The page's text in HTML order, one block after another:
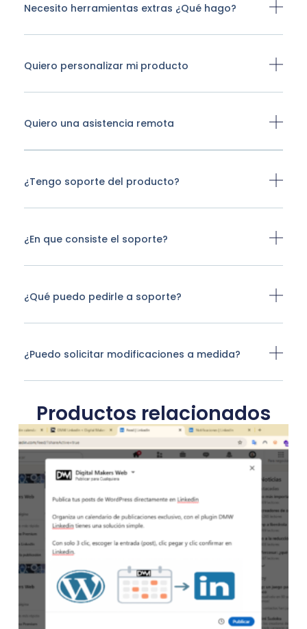
Necesito herramientas extras ¿Qué hago?
Quiero personalizar mi producto
Quiero una asistencia remota
¿Tengo soporte del producto?
¿En que consiste el soporte?
¿Qué puedo pedirle a soporte?
¿Puedo solicitar modificaciones a medida?
Productos relacionados